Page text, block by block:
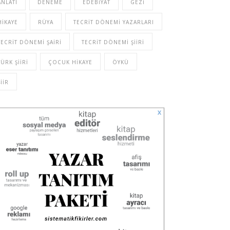
DENEME EDEBIYAT GEZI
RÜYA TECRIT DÖNEMI YAZARLARI
DÖNEMI ŞAIRI TECRIT DÖNEMI ŞIIRI
ŞIIRI ÇOCUK HIKAYE ÖYKÜ